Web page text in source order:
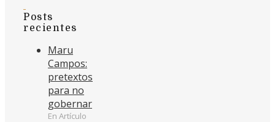
Posts
recientes
Maru
Campos:
pretextos
para no
gobernar
En Artículo